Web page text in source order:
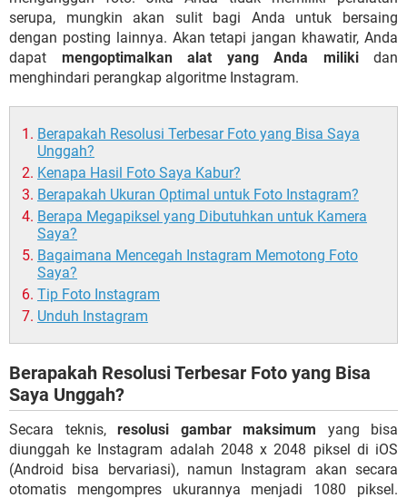
serupa, mungkin akan sulit bagi Anda untuk bersaing
dengan posting lainnya. Akan tetapi jangan khawatir, Anda
dapat mengoptimalkan alat yang Anda milikidan
menghindari perangkap algoritme Instagram.
Berapakah Resolusi Terbesar Foto yang Bisa Saya
Unggah?
Kenapa Hasil Foto Saya Kabur?
Berapakah Ukuran Optimal untuk Foto Instagram?
Berapa Megapiksel yang Dibutuhkan untuk Kamera
Saya?
Bagaimana Mencegah Instagram Memotong Foto
Saya?
Tip Foto Instagram
Unduh Instagram
Berapakah Resolusi Terbesar Foto yang Bisa
Saya Unggah?
Secara teknis, resolusi gambar maksimum yang bisa
diunggah ke Instagram adalah 2048 x 2048 piksel di iOS
(Android bisa bervariasi), namun Instagram akan secara
otomatis mengompres ukurannya menjadi 1080 piksel.